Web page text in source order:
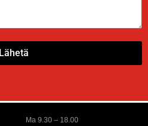
Lähetä
Ma 9.30 – 18.00